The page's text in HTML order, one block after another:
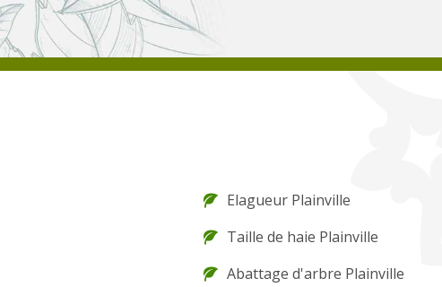
Elagueur Plainville
Taille de haie Plainville
Abattage d'arbre Plainville